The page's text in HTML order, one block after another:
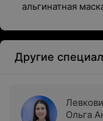
альгинатная
Другие
Ольга